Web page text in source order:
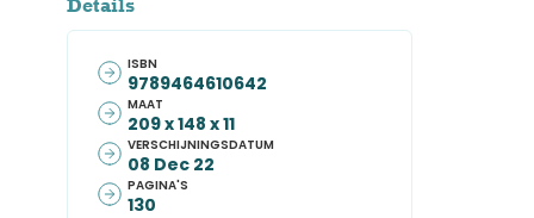
Details
ISBN
9789464610642
MAAT
209 x 148 x 11
VERSCHIJNINGSDATUM
08 Dec 22
PAGINA'S
130